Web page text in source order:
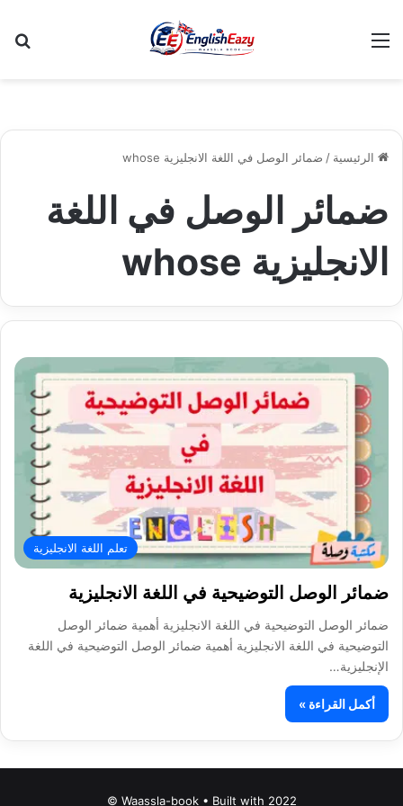
القائمة
الرئيسية / ضمائر الوصل في اللغة الانجليزية whose
ضمائر الوصل في اللغة
الانجليزية whose
تعلم اللغة الانجليزية
ضمائر الوصل التوضيحية في اللغة الانجليزية
ضمائر الوصل التوضيحية في اللغة الانجليزية أهمية ضمائر الوصل
التوضيحية في اللغة الانجليزية أهمية ضمائر الوصل التوضيحية في اللغة
الإنجليزية…
أكمل القراءة »
Waassla-book • Built with 2022 ©